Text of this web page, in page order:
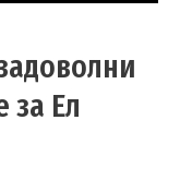
за Ел